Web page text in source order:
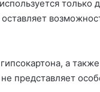
только
а
представляет